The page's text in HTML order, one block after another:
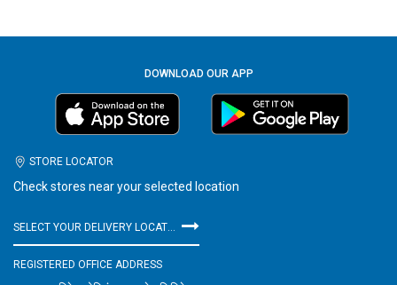
DOWNLOAD OUR APP
STORE LOCATOR
Check stores near your selected location
SELECT YOUR DELIVERY LOCATION
REGISTERED OFFICE ADDRESS